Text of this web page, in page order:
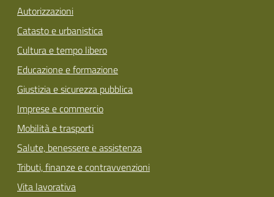
Autorizzazioni
Catasto e urbanistica
Cultura e tempo libero
Educazione e formazione
Giustizia e sicurezza pubblica
Imprese e commercio
Mobilità e trasporti
Salute, benessere e assistenza
Tributi, finanze e contravvenzioni
Vita lavorativa